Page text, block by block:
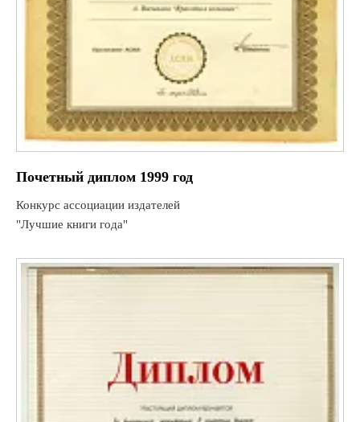
Почетный диплом 1999 год
Конкурс ассоциации издателей
"Лучшие книги года"